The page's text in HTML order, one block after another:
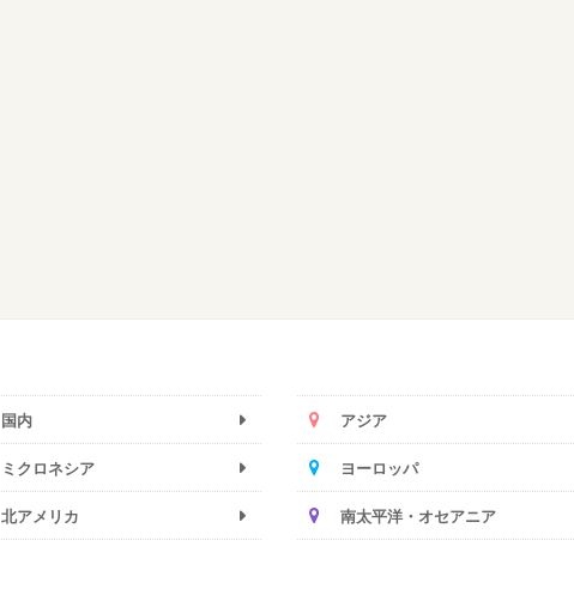
国内 アジア
ミクロネシア ヨーロッパ
北アメリカ 南太平洋・オセアニア